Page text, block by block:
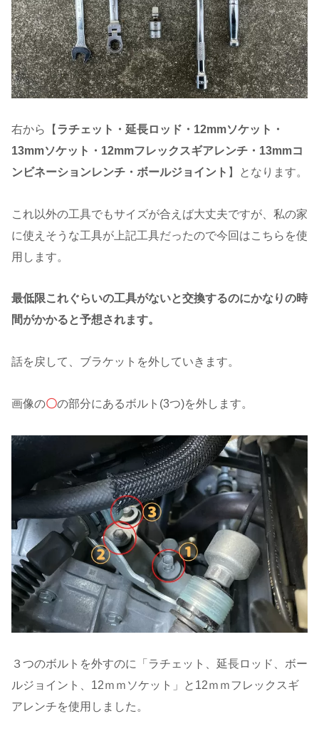
右から【 ラチェット・延長ロッド・12mmソケット・
13mmソケット・12mmフレックスギアレンチ・13mmコ
ンビネーションレンチ・ボールジョイント 】となります。
これ以外の工具でもサイズが合えば大丈夫ですが、私の家
に使えそうな工具が上記工具だったので今回はこちらを使
用します。
最低限これぐらいの工具がないと交換するのにかなりの時
間がかかると予想されます。
話を戻して、ブラケットを外していきます。
画像の〇の部分にあるボルト(3つ)を外します。
３つのボルトを外すのに「ラチェット、延長ロッド、ボー
ルジョイント、12ｍｍソケット」と12ｍｍフレックスギ
アレンチを使用しました。